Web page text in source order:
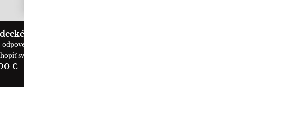
okienko
odpovedí, ktoré vám pomôžu lepšie
svet okolo nás
€